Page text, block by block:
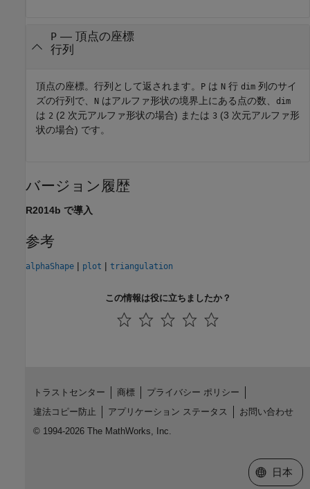
P— 頂点の座標
行列
頂点の座標。行列として返されます。 P は N 行 dim 列のサイ
ズの行列で、
N はアルファ形状の境界上にある点の数、 dim
は 2 (2 次元アルファ形状の場合) または 3 (3 次元アルファ形
状の場合) です。
バージョン履歴
R2014b で導入
参考
alphaShape | plot | triangulation
この情報は役に立ちましたか？
トラストセンター 商標
プライバシー ポリシー
違法コピー防止
アプリケーション ステータス
お問い合わせ
© 1994-2026 The MathWorks, Inc.
Web サイ
日本